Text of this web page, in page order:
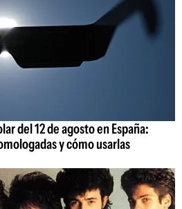
del 12 de agosto en España:
y cómo usarlas